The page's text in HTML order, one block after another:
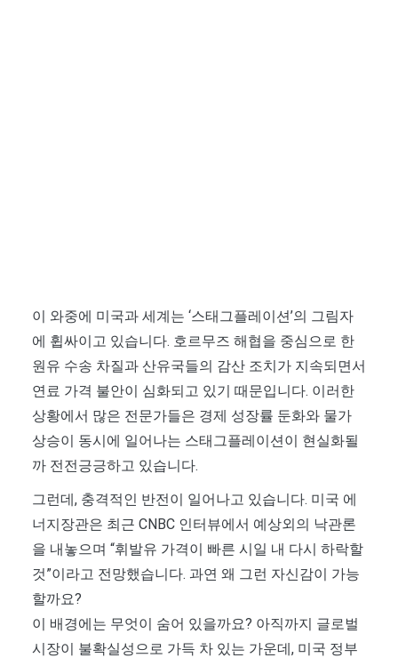
이 와중에 미국과 세계는 ‘스태그플레이션’의 그림자
에 휩싸이고 있습니다. 호르무즈 해협을 중심으로 한
원유 수송 차질과 산유국들의 감산 조치가 지속되면서
연료 가격 불안이 심화되고 있기 때문입니다. 이러한
상황에서 많은 전문가들은 경제 성장률 둔화와 물가
상승이 동시에 일어나는 스태그플레이션이 현실화될
까 전전긍긍하고 있습니다.
그런데, 충격적인 반전이 일어나고 있습니다. 미국 에
너지장관은 최근 CNBC 인터뷰에서 예상외의 낙관론
을 내놓으며 “휘발유 가격이 빠른 시일 내 다시 하락할
것”이라고 전망했습니다. 과연 왜 그런 자신감이 가능
할까요?
이 배경에는 무엇이 숨어 있을까요? 아직까지 글로벌
시장이 불확실성으로 가득 차 있는 가운데, 미국 정부